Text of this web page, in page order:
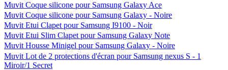
Muvit Coque silicone pour Samsung Galaxy Ace
Muvit Coque silicone pour Samsung Galaxy - Noire
Muvit Etui Clapet pour Samsung I9100 - Noir
Muvit Etui Slim Clapet pour Samsung Galaxy Note
Muvit Housse Minigel pour Samsung Galaxy - Noire
Muvit Lot de 2 protections d'écran pour Samsung nexus S - 1
Miroir/1 Secret